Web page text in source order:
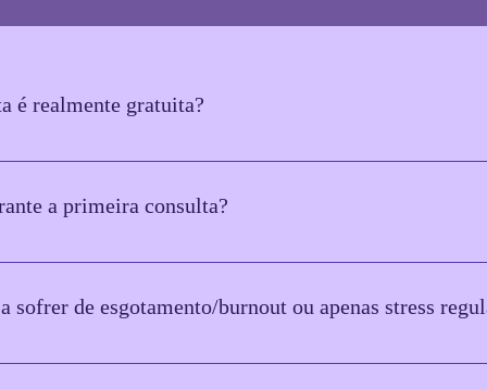
é realmente gratuita?
is completely free and without obligation. It’s an opportunity for
a primeira consulta?
discutir os seus sintomas, experiências e quaisquer desafios
sofrer de esgotamento/burnout ou apenas stress
fatigue, detachment, and a loss of motivation that doesn’t